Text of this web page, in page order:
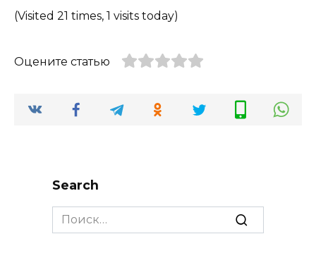
(Visited 21 times, 1 visits today)
Оцените статью
Search
Search
for: